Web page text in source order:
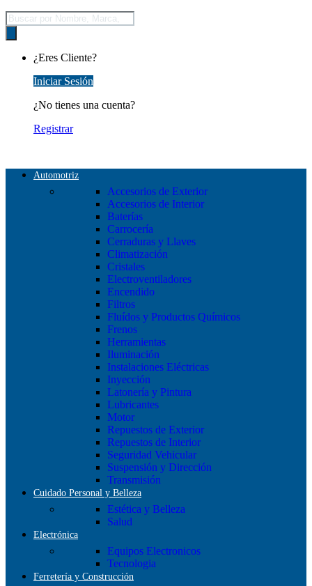
Búsqueda
de
productos
¿Eres Cliente?
Iniciar Sesión
¿No tienes una cuenta?
Registrar
Automotriz
Accesorios de Exterior
Accesorios de Interior
Baterías
Carrocería
Cerraduras y Llaves
Climatización
Cristales
Electroventiladores
Encendido
Filtros
Fluídos y Productos Químicos
Frenos
Herramientas
Iluminación
Instalaciones Eléctricas
Inyección
Latonería y Pintura
Lubricantes
Motor
Repuestos de Exterior
Repuestos de Interior
Seguridad Vehicular
Suspensión y Dirección
Transmisión
Cuidado Personal y Belleza
Estética y Belleza
Salud
Electrónica
Equipos Electronicos
Tecnologia
Ferretería y Construcción